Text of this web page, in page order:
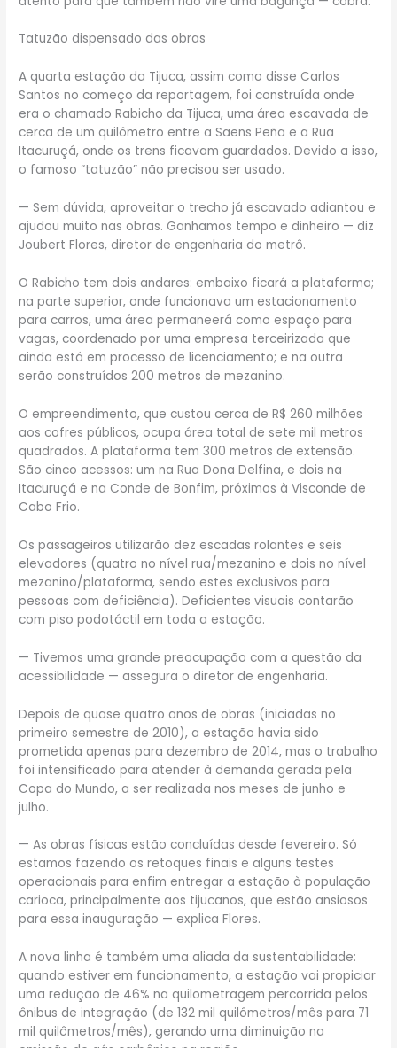
Tatuzão dispensado das obras
A quarta estação da Tijuca, assim como disse Carlos
Santos no começo da reportagem, foi construída onde
era o chamado Rabicho da Tijuca, uma área escavada de
cerca de um quilômetro entre a Saens Peña e a Rua
Itacuruçá, onde os trens ficavam guardados. Devido a isso,
o famoso “tatuzão” não precisou ser usado.
— Sem dúvida, aproveitar o trecho já escavado adiantou e
ajudou muito nas obras. Ganhamos tempo e dinheiro — diz
Joubert Flores, diretor de engenharia do metrô.
O Rabicho tem dois andares: embaixo ficará a plataforma;
na parte superior, onde funcionava um estacionamento
para carros, uma área permaneerá como espaço para
vagas, coordenado por uma empresa terceirizada que
ainda está em processo de licenciamento; e na outra
serão construídos 200 metros de mezanino.
O empreendimento, que custou cerca de R$ 260 milhões
aos cofres públicos, ocupa área total de sete mil metros
quadrados. A plataforma tem 300 metros de extensão.
São cinco acessos: um na Rua Dona Delfina, e dois na
Itacuruçá e na Conde de Bonfim, próximos à Visconde de
Cabo Frio.
Os passageiros utilizarão dez escadas rolantes e seis
elevadores (quatro no nível rua/mezanino e dois no nível
mezanino/plataforma, sendo estes exclusivos para
pessoas com deficiência). Deficientes visuais contarão
com piso podotáctil em toda a estação.
— Tivemos uma grande preocupação com a questão da
acessibilidade — assegura o diretor de engenharia.
Depois de quase quatro anos de obras (iniciadas no
primeiro semestre de 2010), a estação havia sido
prometida apenas para dezembro de 2014, mas o trabalho
foi intensificado para atender à demanda gerada pela
Copa do Mundo, a ser realizada nos meses de junho e
julho.
— As obras físicas estão concluídas desde fevereiro. Só
estamos fazendo os retoques finais e alguns testes
operacionais para enfim entregar a estação à população
carioca, principalmente aos tijucanos, que estão ansiosos
para essa inauguração — explica Flores.
A nova linha é também uma aliada da sustentabilidade:
quando estiver em funcionamento, a estação vai propiciar
uma redução de 46% na quilometragem percorrida pelos
ônibus de integração (de 132 mil quilômetros/mês para 71
mil quilômetros/mês), gerando uma diminuição na